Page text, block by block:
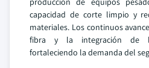
capacidad de corte limpio y
materiales. Los continuos
fibra y la integración de
fortaleciendo la demanda del